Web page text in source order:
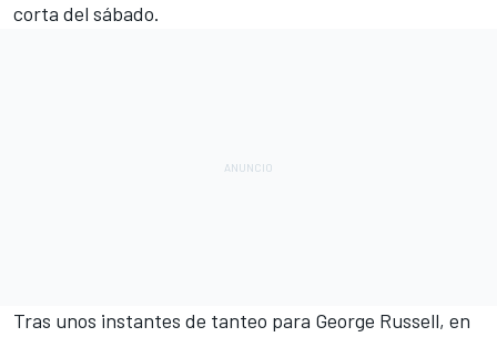
corta del sábado.
Tras unos instantes de tanteo para George Russell, en